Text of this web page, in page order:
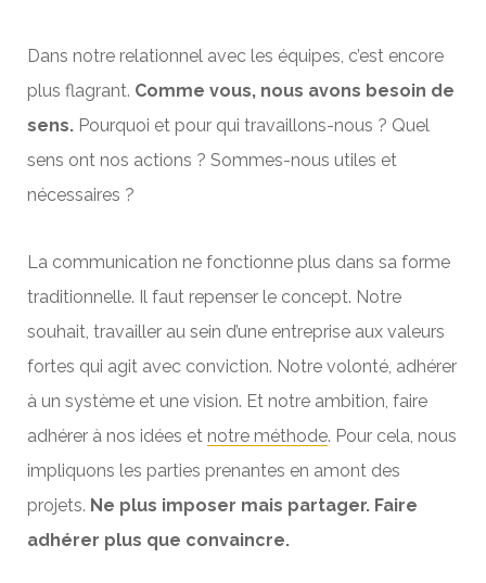
Dans notre relationnel avec les équipes, c’est encore
plus flagrant. Comme vous, nous avons besoin de
sens. Pourquoi et pour qui travaillons-nous ? Quel
sens ont nos actions ? Sommes-nous utiles et
nécessaires ?
La communication ne fonctionne plus dans sa forme
traditionnelle. Il faut repenser le concept. Notre
souhait, travailler au sein d’une entreprise aux valeurs
fortes qui agit avec conviction. Notre volonté, adhérer
à un système et une vision. Et notre ambition, faire
adhérer à nos idées et notre méthode. Pour cela, nous
impliquons les parties prenantes en amont des
projets. Ne plus imposer mais partager. Faire
adhérer plus que convaincre.